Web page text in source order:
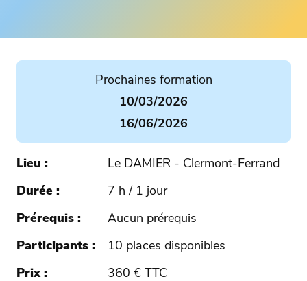
Prochaines formation
10/03/2026
16/06/2026
Lieu
Le DAMIER - Clermont-Ferrand
Durée
7 h / 1 jour
Prérequis
Aucun prérequis
Participants
10 places disponibles
Prix
360 € TTC